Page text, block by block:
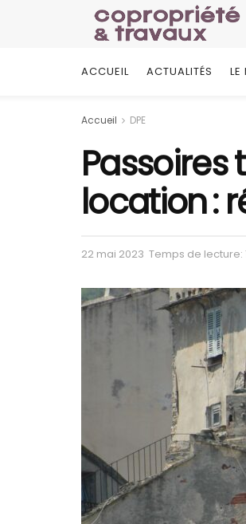
ACCUEIL ACTUALITÉS LE
Accueil DPE
location :
22 mai 2023 Temps de lecture: